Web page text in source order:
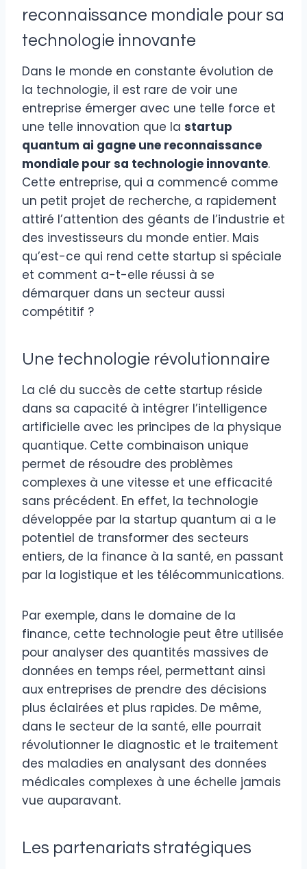
reconnaissance mondiale pour sa
technologie innovante
Dans le monde en constante évolution de
la technologie, il est rare de voir une
entreprise émerger avec une telle force et
une telle innovation que la startup
quantum ai gagne une reconnaissance
mondiale pour sa technologie innovante.
Cette entreprise, qui a commencé comme
un petit projet de recherche, a rapidement
attiré l’attention des géants de l’industrie et
des investisseurs du monde entier. Mais
qu’est-ce qui rend cette startup si spéciale
et comment a-t-elle réussi à se
démarquer dans un secteur aussi
compétitif ?
Une technologie révolutionnaire
La clé du succès de cette startup réside
dans sa capacité à intégrer l’intelligence
artificielle avec les principes de la physique
quantique. Cette combinaison unique
permet de résoudre des problèmes
complexes à une vitesse et une efficacité
sans précédent. En effet, la technologie
développée par la startup quantum ai a le
potentiel de transformer des secteurs
entiers, de la finance à la santé, en passant
par la logistique et les télécommunications.
Par exemple, dans le domaine de la
finance, cette technologie peut être utilisée
pour analyser des quantités massives de
données en temps réel, permettant ainsi
aux entreprises de prendre des décisions
plus éclairées et plus rapides. De même,
dans le secteur de la santé, elle pourrait
révolutionner le diagnostic et le traitement
des maladies en analysant des données
médicales complexes à une échelle jamais
vue auparavant.
Les partenariats stratégiques